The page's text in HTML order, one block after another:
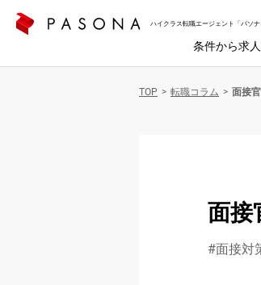
ハイクラス転職エージェント「パソナ
条件から求
TOP 転職コラム 面接
面接
面接対